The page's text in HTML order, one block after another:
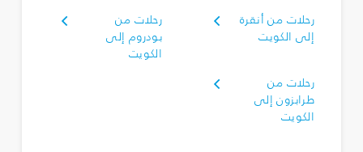
رحلات من أنقرة
إلى الكويت
رحلات من
بودروم إلى
الكويت
رحلات من
طرابزون إلى
الكويت